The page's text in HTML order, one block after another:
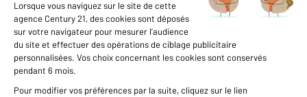
International
Nous contacter